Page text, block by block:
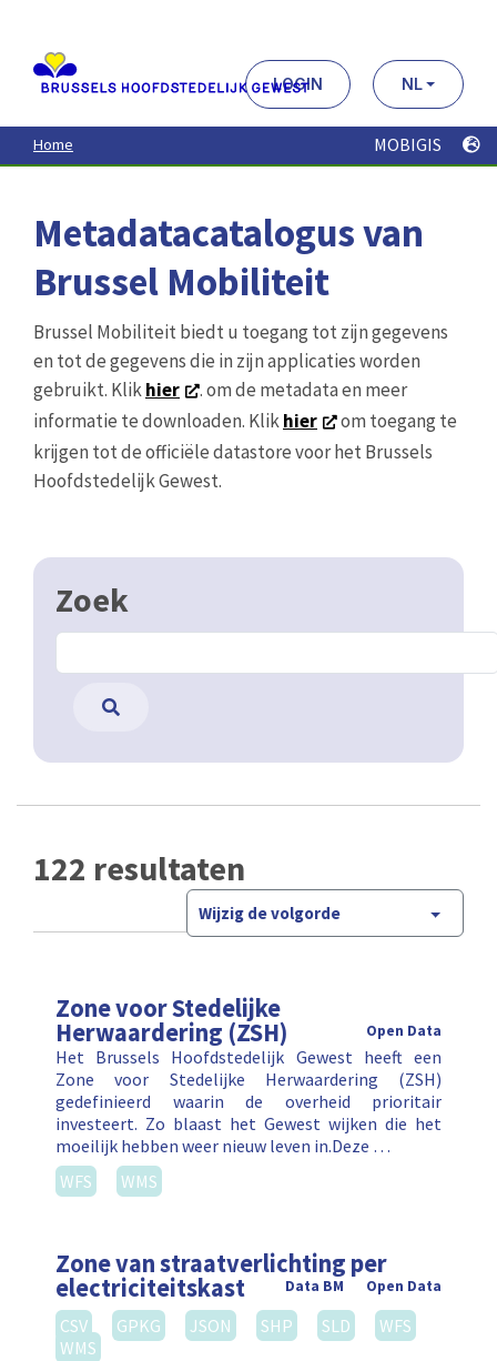
contenu
principal
LOGIN NL
Home MOBIGIS
Metadatacatalogus van
Brussel Mobiliteit
Brussel Mobiliteit biedt u toegang tot zijn gegevens
en tot de gegevens die in zijn applicaties worden
gebruikt. Klikhier
. om de metadata en meer
informatie te downloaden. Klikhier
om toegang te
krijgen tot de officiële datastore voor het Brussels
Hoofdstedelijk Gewest.
Zoek
122 resultaten
Wijzig de volgorde
Zone voor Stedelijke
Herwaardering (ZSH) Open Data
Het Brussels Hoofdstedelijk Gewest heeft een
Zone voor Stedelijke Herwaardering (ZSH)
gedefinieerd waarin de overheid prioritair
investeert. Zo blaast het Gewest wijken die het
moeilijk hebben weer nieuw leven in.Deze …
WFS
WMS
Zone van straatverlichting per
electriciteitskast Open Data
Data BM
CSV GPKG JSON SHP SLD
WFS
WMS